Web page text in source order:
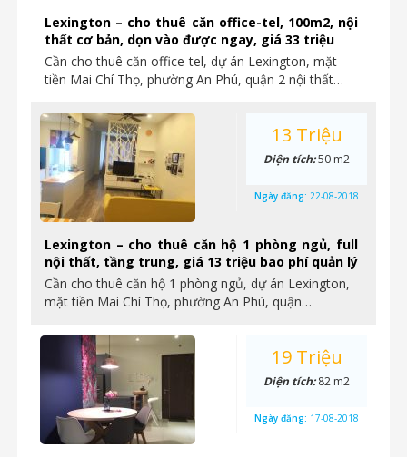
Lexington – cho thuê căn office-tel, 100m2, nội
thất cơ bản, dọn vào được ngay, giá 33 triệu
Cần cho thuê căn office-tel, dự án Lexington, mặt
tiền Mai Chí Thọ, phường An Phú, quận 2 nội thất…
Lexington – cho thuê căn hộ 1 phòng ngủ, full
nội thất, tầng trung, giá 13 triệu bao phí quản lý
Cần cho thuê căn hộ 1 phòng ngủ, dự án Lexington,
mặt tiền Mai Chí Thọ, phường An Phú, quận…
13 Triệu
Diện tích:50 m2
Ngày đăng: 22-08-2018
19 Triệu
Diện tích:82 m2
Ngày đăng: 17-08-2018